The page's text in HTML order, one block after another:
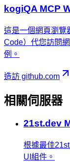
kogiQA MCP
這是一個網頁瀏覽
Code）代您訪問
例。
造訪 github.com
相關伺服器
21st.dev
根據最佳
UI組件。